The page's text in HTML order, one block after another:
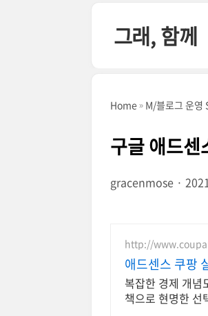
그래, 함께
Home M/블로그 운영
구글 애드센
gracenmose
http://
애드센스 쿠팡
복잡한 경제 개념
책으로 현명한 선